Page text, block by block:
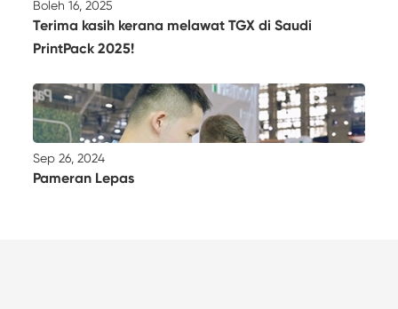
Boleh 16, 2025
Terima kasih kerana melawat TGX di Saudi
PrintPack 2025!
Sep 26, 2024
Pameran Lepas